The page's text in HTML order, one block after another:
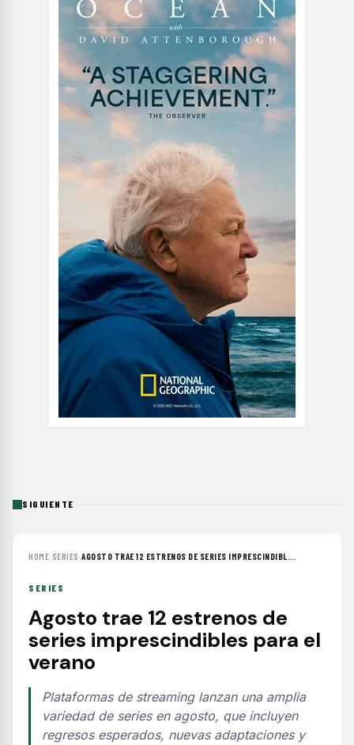
SIGUIENTE
HOME› SERIES ›AGOSTO TRAE 12 ESTRENOS DE SERIES IMPRESCINDIBL...
SERIES
Agosto trae 12 estrenos de
series imprescindibles para el
verano
Plataformas de streaming lanzan una amplia
variedad de series en agosto, que incluyen
regresos esperados, nuevas adaptaciones y